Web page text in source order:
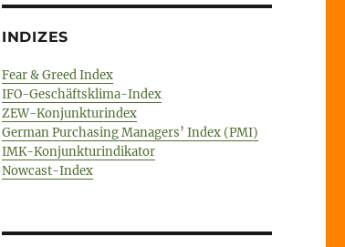
INDIZES
Fear & Greed Index
IFO-Geschäftsklima-Index
ZEW-Konjunkturindex
German Purchasing Managers’ Index (PMI)
IMK-Konjunkturindikator
Nowcast-Index